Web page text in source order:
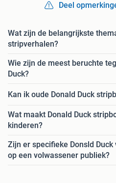
Deel
Wat zijn de belangrijkste
stripverhalen?
Wie zijn de meest beruchte
Duck?
Kan ik oude Donald Duck
Wat maakt Donald Duck
kinderen?
Zijn er specifieke Donsld
op een volwassener publiek?